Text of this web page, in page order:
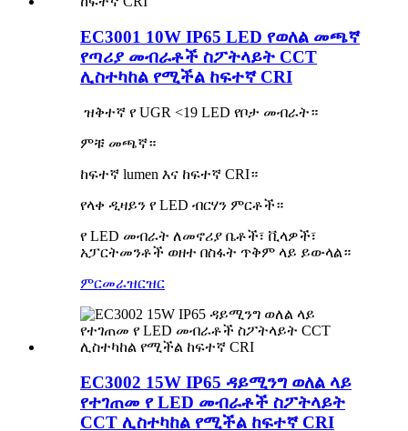
EC3001 10W IP65 LED የወለል መጫኛ
የጣሪያ መብራቶች ስፖትላይት CCT
ሊስተካከል የሚችል ከፍተኛ CRI
ዝቅተኛ የ UGR <19 LED የቦታ መብራት።
ምቹ መጫኛ።
ከፍተኛ lumen እና ከፍተኛ CRI።
የላቀ ዲዛይን የ LED ብርሃን ምርቶች።
የ LED መብራት ለመኖሪያ ቤቶች፣ ቪላዎች፣
አፓርትመንቶች ወዘተ በስፋት ጥቅም ላይ ይውላል።
ምርመራዝርዝር
EC3002 15W IP65 ዳይሚንግ ወለል ላይ
የተገጠመ የ LED መብራቶች ስፖትላይት
CCT ሊስተካከል የሚችል ከፍተኛ CRI